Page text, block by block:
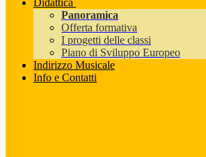
Didattica
Panoramica
Offerta formativa
I progetti delle classi
Piano di Sviluppo Europeo
Indirizzo Musicale
Info e Contatti